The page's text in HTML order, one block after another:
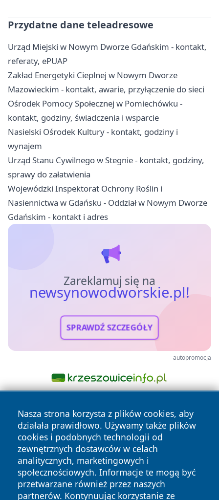
Przydatne dane teleadresowe
Urząd Miejski w Nowym Dworze Gdańskim - kontakt,
referaty, ePUAP
Zakład Energetyki Cieplnej w Nowym Dworze
Mazowieckim - kontakt, awarie, przyłączenie do sieci
Ośrodek Pomocy Społecznej w Pomiechówku -
kontakt, godziny, świadczenia i wsparcie
Nasielski Ośrodek Kultury - kontakt, godziny i
wynajem
Urząd Stanu Cywilnego w Stegnie - kontakt, godziny,
sprawy do załatwienia
Wojewódzki Inspektorat Ochrony Roślin i
Nasiennictwa w Gdańsku - Oddział w Nowym Dworze
Gdańskim - kontakt i adres
Zareklamuj się na
newsynowodworskie.pl!
SPRAWDŹ SZCZEGÓŁY
autopromocja
Nasza strona korzysta z plików cookies, aby
działała prawidłowo. Używamy także plików
cookies i podobnych technologii od
zewnętrznych dostawców w celach
analitycznych, marketingowych i
społecznościowych. Informacje te mogą być
przetwarzane również przez naszych
partnerów. Kontynuując korzystanie ze
Copyright © 2026 newsynowodworskie.pl Wszystkie prawa
zastrzeżone.